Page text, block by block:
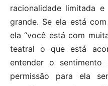
racionalidade limitada
grande. Se ela está
ela “você está com
teatral o que está
entender o
permissão para ela